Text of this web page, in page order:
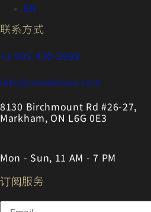
EN
联系方式
+1 905-470-2998
info@mmedispa.com
8130 Birchmount Rd #26-27,
Markham, ON L6G 0E3
Mon - Sun, 11 AM - 7 PM
订阅服务